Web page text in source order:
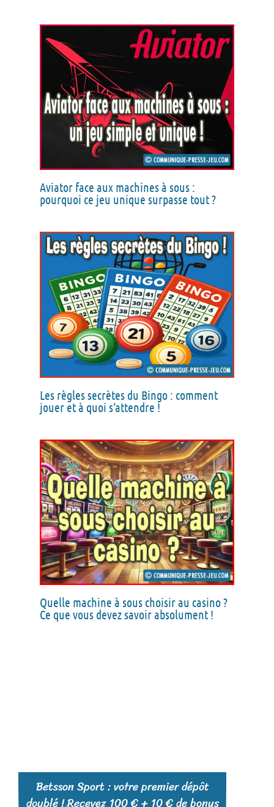
Aviator face aux machines à sous :
pourquoi ce jeu unique surpasse tout ?
Les règles secrètes du Bingo : comment
jouer et à quoi s’attendre !
Quelle machine à sous choisir au casino ?
Ce que vous devez savoir absolument !
Betsson Sport : votre premier dépôt